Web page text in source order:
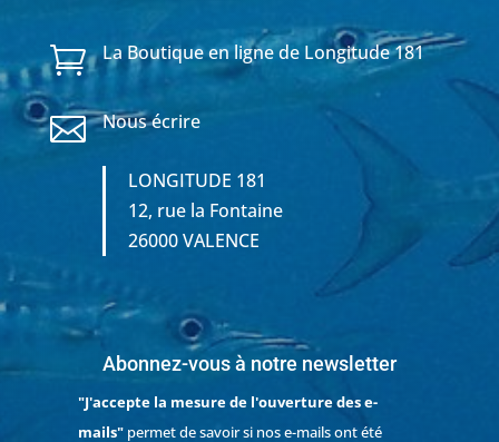
 La Boutique en ligne de Longitude 181
 Nous écrire
LONGITUDE 181
12, rue la Fontaine
26000 VALENCE
Abonnez-vous à notre newsletter
"J'accepte la mesure de l'ouverture des e-
mails"permet de savoir si nos e-mails ont été